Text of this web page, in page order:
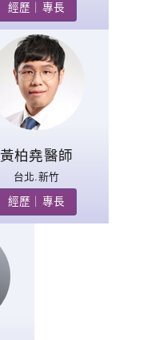
經歷｜專長
黃柏堯醫師
台北.新竹
經歷｜專長